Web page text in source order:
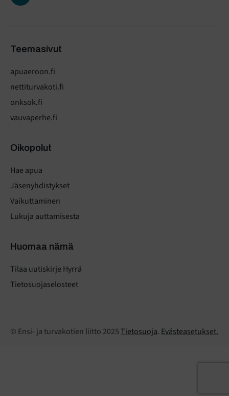
Teemasivut
apuaeroon.fi
nettiturvakoti.fi
onksok.fi
vauvaperhe.fi
Oikopolut
Hae apua
Jäsenyhdistykset
Vaikuttaminen
Lukuja auttamisesta
Huomaa nämä
Tilaa uutiskirje Hyrrä
Tietosuojaselosteet
© Ensi- ja turvakotien liitto 2025 Tietosuoja. Evästeasetukset.